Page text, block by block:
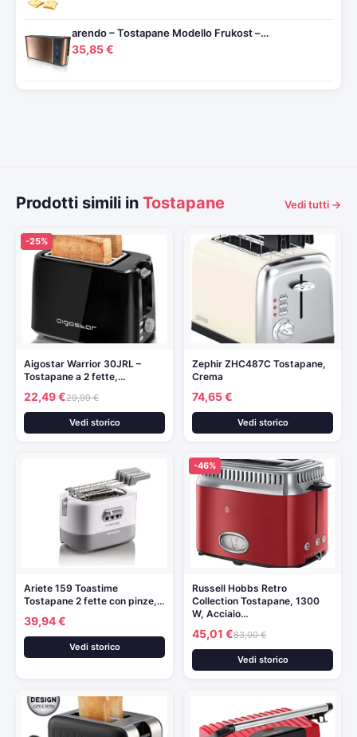
arendo – Tostapane Modello Frukost –…
35,85 €
Prodotti simili in Tostapane Vedi tutti →
-25%
Aigostar Warrior 30JRL –
Tostapane a 2 fette,…
22,49 €29,99 €
Vedi storico
Zephir ZHC487C Tostapane,
Crema
74,65 €
Vedi storico
Ariete 159 Toastime
Tostapane 2 fette con pinze,…
39,94 €
Vedi storico
-46%
Russell Hobbs Retro
Collection Tostapane, 1300
W, Acciaio…
45,01 €83,00 €
Vedi storico